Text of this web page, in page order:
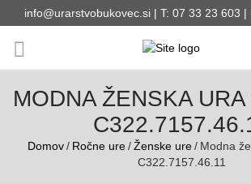
info@urarstvobukovec.si | T: 07 33 23 603
MODNA ŽENSKA
Domov / Ročne ure / Ženske ure / Modna
C322.7157.46.11